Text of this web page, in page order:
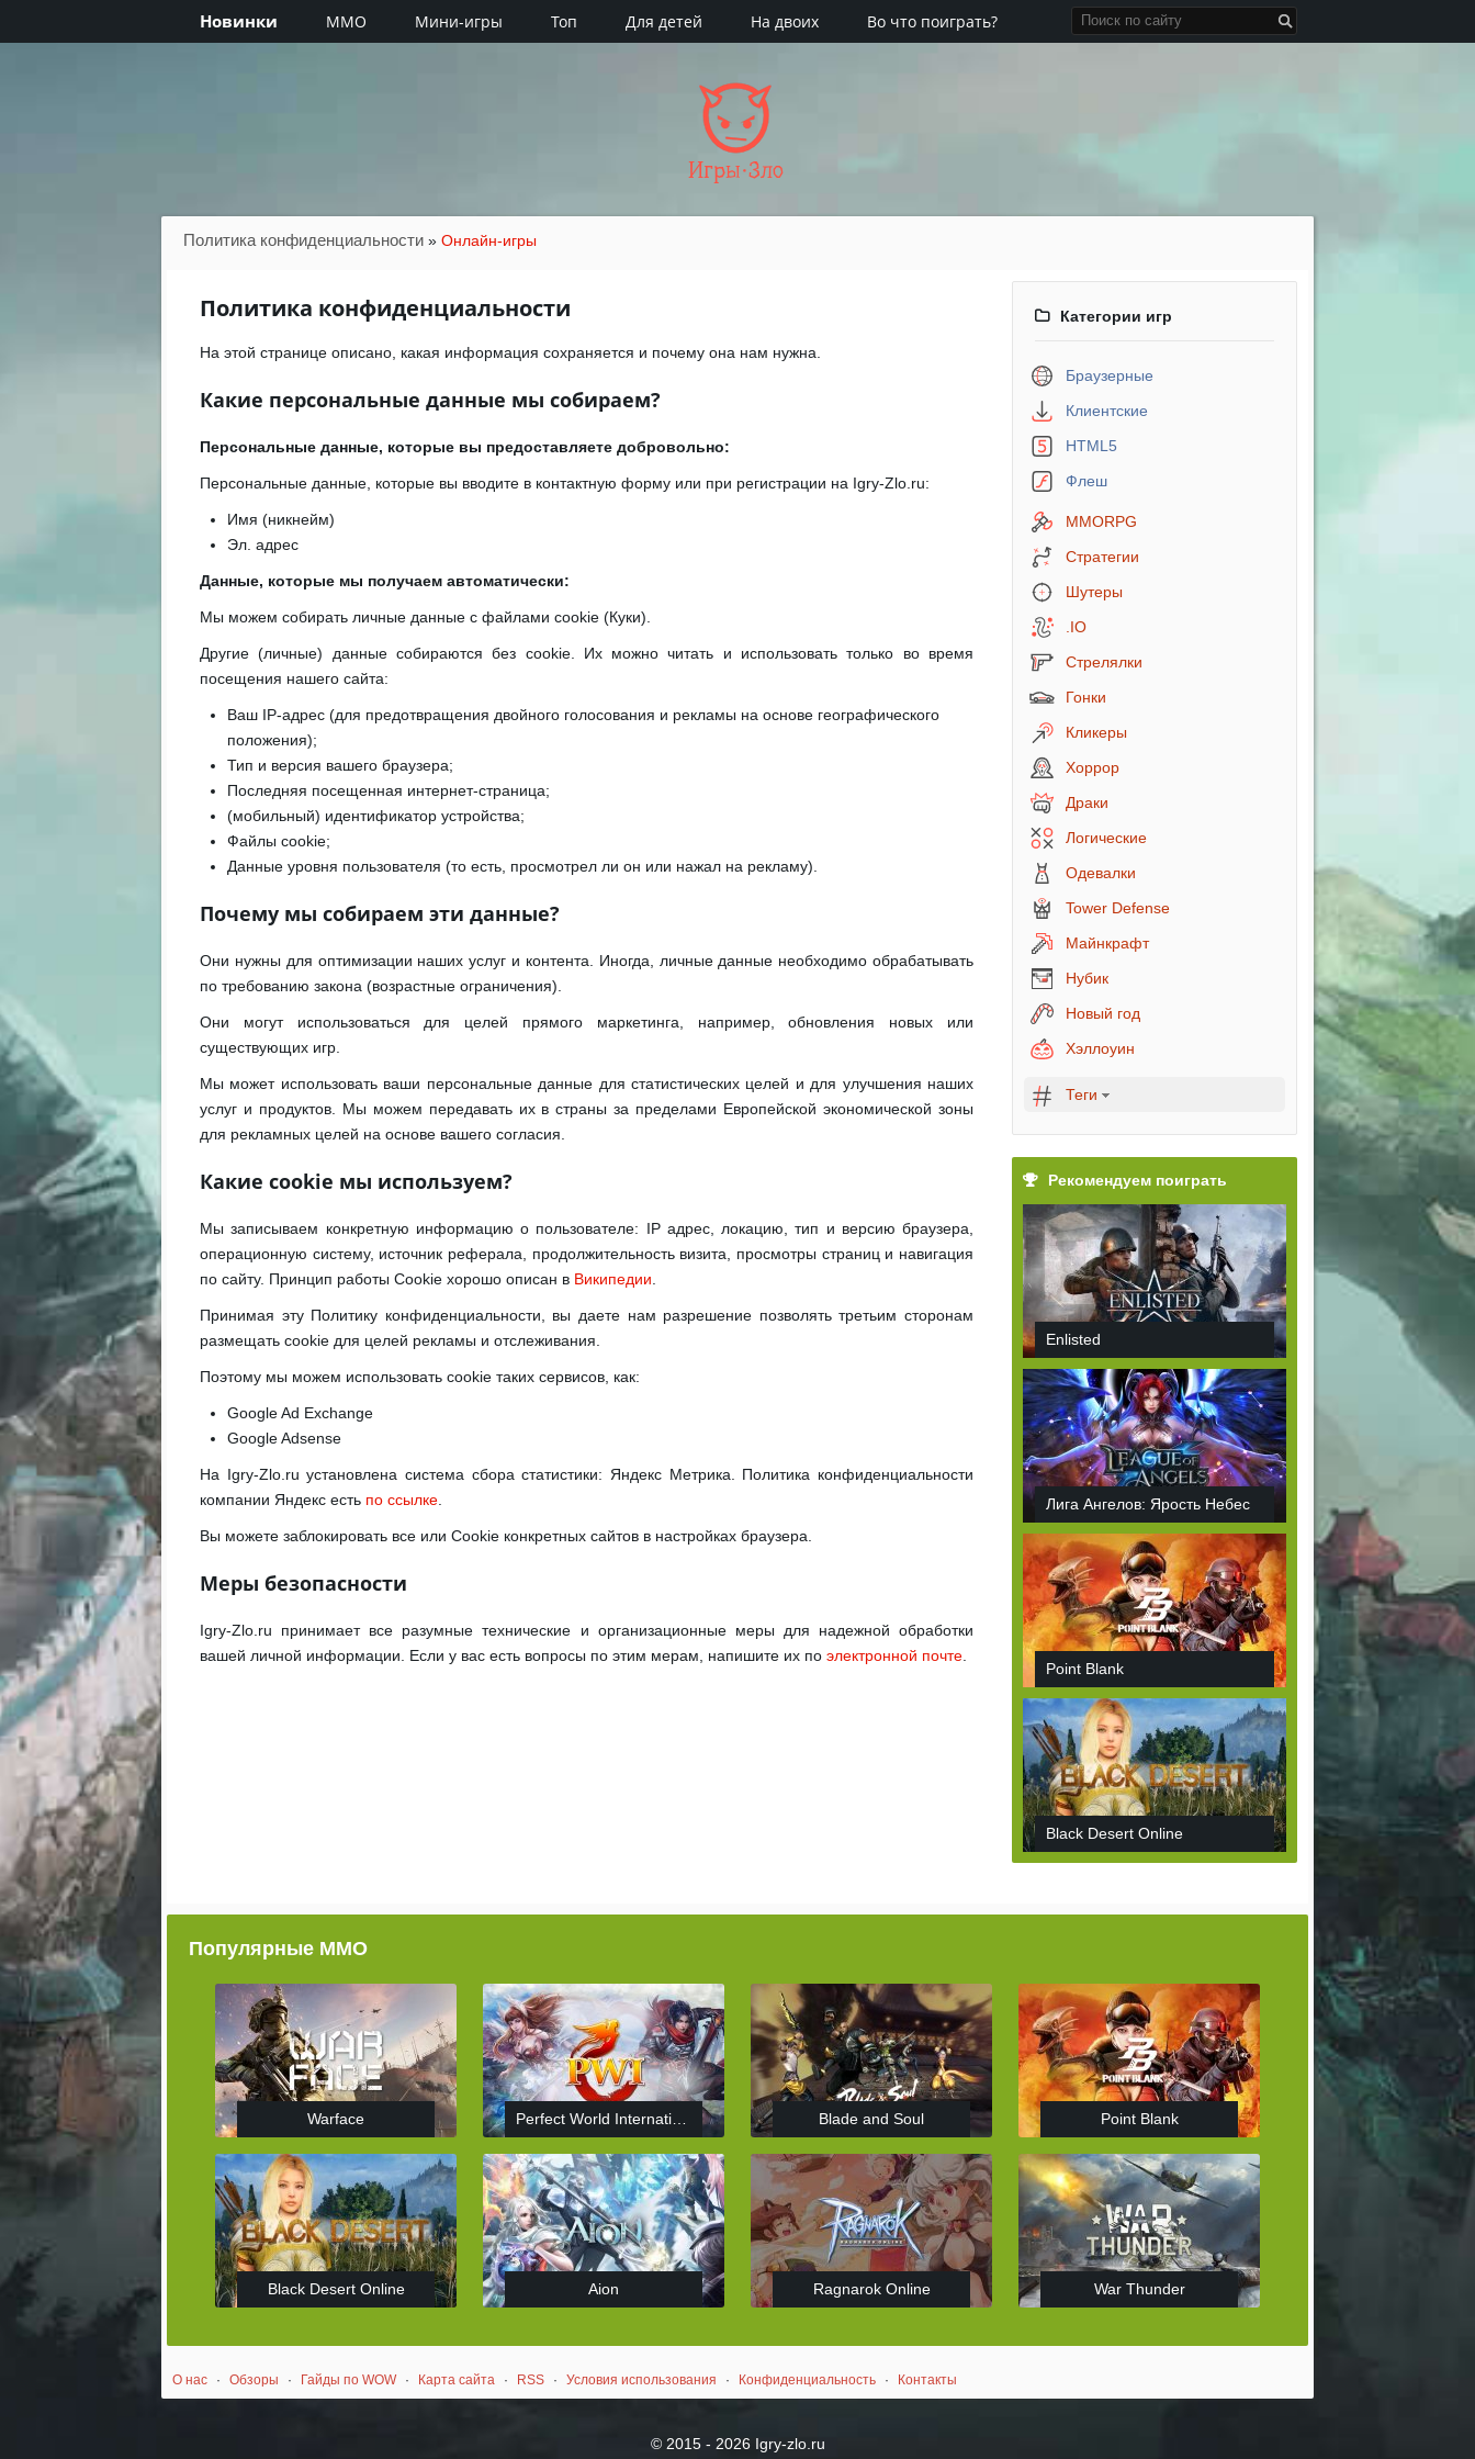
Новинки MMO Мини-игры Топ Для детей На двоих Во что поиграть?
Игры·Зло
Политика конфиденциальности » Онлайн-игры
Политика конфиденциальности
На этой странице описано, какая информация сохраняется и почему она нам нужна.
Какие персональные данные мы собираем?
Персональные данные, которые вы предоставляете добровольно:
Персональные данные, которые вы вводите в контактную форму или при регистрации на Igry-Zlo.ru:
Имя (никнейм)
Эл. адрес
Данные, которые мы получаем автоматически:
Мы можем собирать личные данные с файлами cookie (Куки).
Другие (личные) данные собираются без cookie. Их можно читать и использовать только во время
посещения нашего сайта:
Ваш IP-адрес (для предотвращения двойного голосования и рекламы на основе географического
положения);
Тип и версия вашего браузера;
Последняя посещенная интернет-страница;
(мобильный) идентификатор устройства;
Файлы cookie;
Данные уровня пользователя (то есть, просмотрел ли он или нажал на рекламу).
Почему мы собираем эти данные?
Они нужны для оптимизации наших услуг и контента. Иногда, личные данные необходимо обрабатывать
по требованию закона (возрастные ограничения).
Они могут использоваться для целей прямого маркетинга, например, обновления новых или
существующих игр.
Мы может использовать ваши персональные данные для статистических целей и для улучшения наших
услуг и продуктов. Мы можем передавать их в страны за пределами Европейской экономической зоны
для рекламных целей на основе вашего согласия.
Какие cookie мы используем?
Мы записываем конкретную информацию о пользователе: IP адрес, локацию, тип и версию браузера,
операционную систему, источник реферала, продолжительность визита, просмотры страниц и навигация
по сайту. Принцип работы Cookie хорошо описан в Википедии
Принимая эту Политику конфиденциальности, вы даете нам разрешение позволять третьим сторонам
размещать cookie для целей рекламы и отслеживания.
Поэтому мы можем использовать cookie таких сервисов, как:
Google Ad Exchange
Google Adsense
На Igry-Zlo.ru установлена система сбора статистики: Яндекс Метрика. Политика конфиденциальности
компании Яндекс есть по ссылке
Вы можете заблокировать все или Cookie конкретных сайтов в настройках браузера.
Меры безопасности
Igry-Zlo.ru принимает все разумные технические и организационные меры для надежной обработки
вашей личной информации. Если у вас есть вопросы по этим мерам, напишите их по электронной почте
Категории игр
Браузерные
Клиентские
HTML5
Флеш
MMORPG
Стратегии
Шутеры
.IO
Стрелялки
Гонки
Кликеры
Хоррор
Драки
Логические
Одевалки
Tower Defense
Майнкрафт
Нубик
Новый год
Хэллоуин
Теги
Рекомендуем поиграть
Enlisted
Лига Ангелов: Ярость Небес
Point Blank
Black Desert Online
Популярные ММО
Warface Blade and Soul Point Blank
Black Desert Online Aion Ragnarok Online War Thunder
О нас · Обзоры · Гайды по WOW · Карта сайта · RSS · Условия использования · Конфиденциальность · Контакты
© 2015 - 2026 Igry-zlo.ru